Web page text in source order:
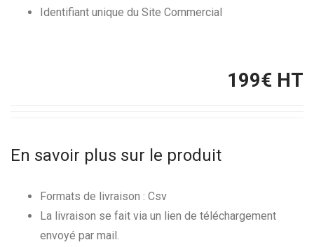
Identifiant unique du Site Commercial
199€ HT
En savoir plus sur le produit
Formats de livraison : Csv
La livraison se fait via un lien de téléchargement
envoyé par mail.